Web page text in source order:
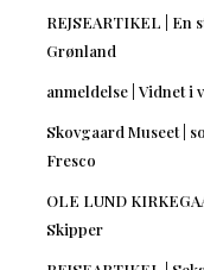
REJSEARTIKEL |
Grønland
anmeldelse | Vidnet
Skovgaard Museet |
Fresco
OLE LUND
Skipper